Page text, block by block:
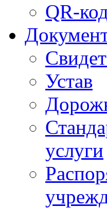
QR-
Устав
услуги